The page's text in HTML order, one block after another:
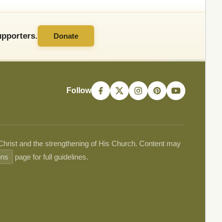
Donate
Follow
and the strengthening of His Church. Content may
page for full guidelines.